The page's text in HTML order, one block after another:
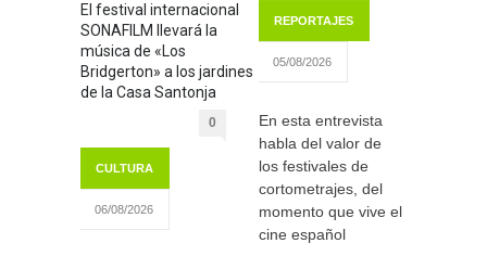
El festival internacional
SONAFILM llevará la
música de «Los
Bridgerton» a los jardines
de la Casa Santonja
0
CULTURA
06/08/2026
REPORTAJES
05/08/2026
En esta entrevista
habla del valor de
los festivales de
cortometrajes, del
momento que vive el
cine español